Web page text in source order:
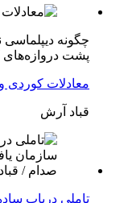
چگونه دیپلماسی
پشت دروازەهای
معادلات کوردی و
قباد آرش
تاملی درباب